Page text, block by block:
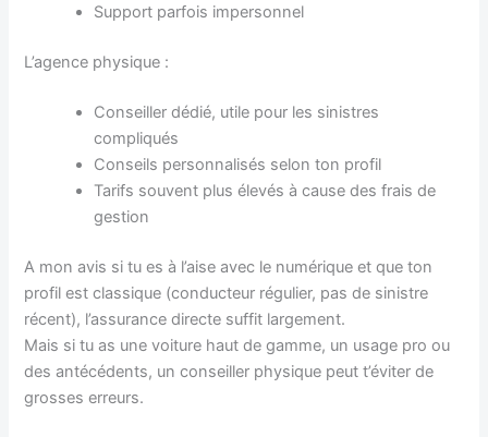
Support parfois impersonnel
L’agence physique :
Conseiller dédié, utile pour les sinistres
compliqués
Conseils personnalisés selon ton profil
Tarifs souvent plus élevés à cause des frais de
gestion
A mon avis si tu es à l’aise avec le numérique et que ton
profil est classique (conducteur régulier, pas de sinistre
récent), l’assurance directe suffit largement.
Mais si tu as une voiture haut de gamme, un usage pro ou
des antécédents, un conseiller physique peut t’éviter de
grosses erreurs.